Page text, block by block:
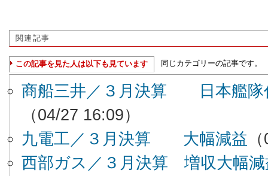
関連記事
この記事を見た人は以下も見ています 同じカテゴリーの記事です。
商船三井／３月決算 日本艦
（04/27 16:09）
九電工／３月決算 大幅減益
西部ガス／３月決算 増収大幅減